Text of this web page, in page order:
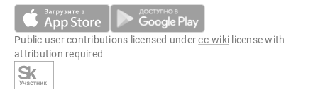
Public user contributions licensed undercc-wiki license with
attribution required